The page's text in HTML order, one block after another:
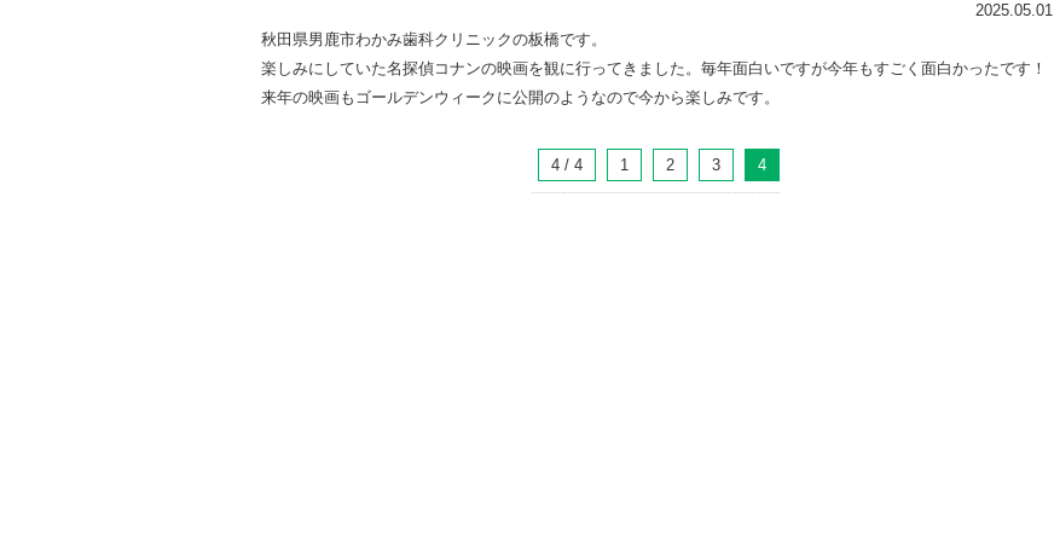
2025.05.01
秋田県男鹿市わかみ歯科クリニックの板橋です。
楽しみにしていた名探偵コナンの映画を観に行ってきました。毎年面白いですが今年もすごく面白かったです！
来年の映画もゴールデンウィークに公開のようなので今から楽しみです。
4 / 4 1 2 3 4